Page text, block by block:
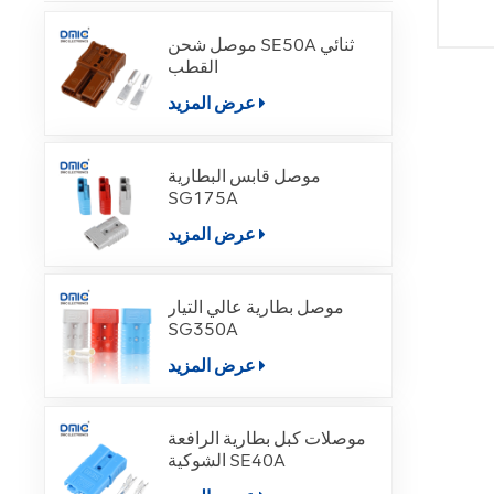
موصل شحن SE50A ثنائي
القطب
عرض المزيد
موصل قابس البطارية
SG175A
عرض المزيد
موصل بطارية عالي التيار
SG350A
عرض المزيد
موصلات كبل بطارية الرافعة
الشوكية SE40A